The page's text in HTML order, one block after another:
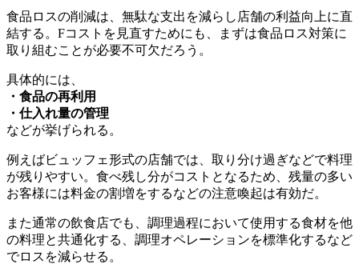
食品ロスの削減は、無駄な支出を減らし店舗の利益向上に直
結する。Fコストを見直すためにも、まずは食品ロス対策に
取り組むことが必要不可欠だろう。
具体的には、
・食品の再利用
・仕入れ量の管理
などが挙げられる。
例えばビュッフェ形式の店舗では、取り分け過ぎなどで料理
が残りやすい。食べ残し分がコストとなるため、残量の多い
お客様には料金の割増をするなどの注意喚起は有効だ。
また通常の飲食店でも、調理過程において使用する食材を他
の料理と共通化する、調理オペレーションを標準化するなど
でロスを減らせる。